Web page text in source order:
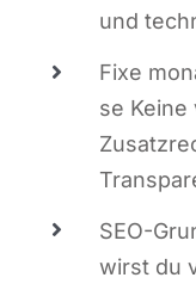
und
Fixe
se
SEO-
wirst du